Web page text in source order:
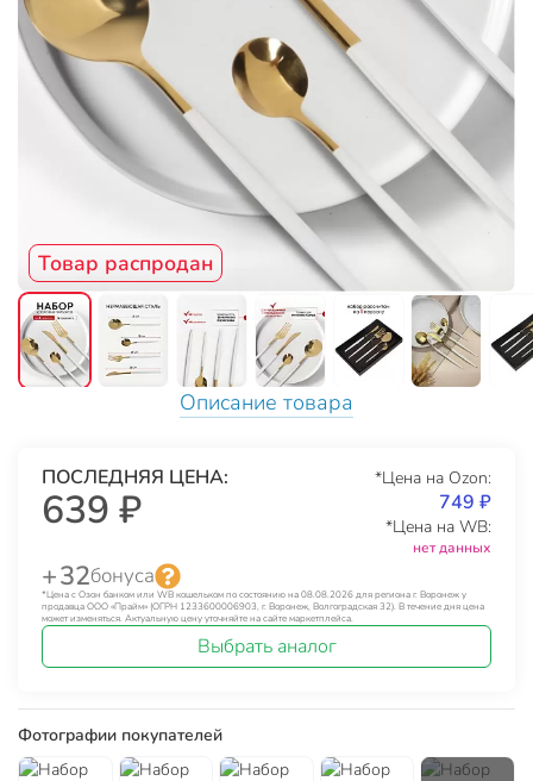
Товар распродан
Описание товара
ПОСЛЕДНЯЯ ЦЕНА:
639 ₽
*Цена на Ozon:
749 ₽
*Цена на WB:
нет данных
+ 32бонуса
*Цена с Озон банком или WB кошельком по состоянию на 08.08.2026 для региона г. Воронеж у
продавца ООО «Прайм» (ОГРН 1233600006903, г. Воронеж, Волгоградская 32). В течение дня цена
может изменяться. Актуальную цену уточняйте на сайте маркетплейса.
Выбрать аналог
Фотографии покупателей